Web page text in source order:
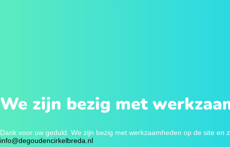
We zijn bezig met
Dank voor uw geduld. We zijn bezig met werkzaamheden op de site en
info@degoudencirkelbreda.nl